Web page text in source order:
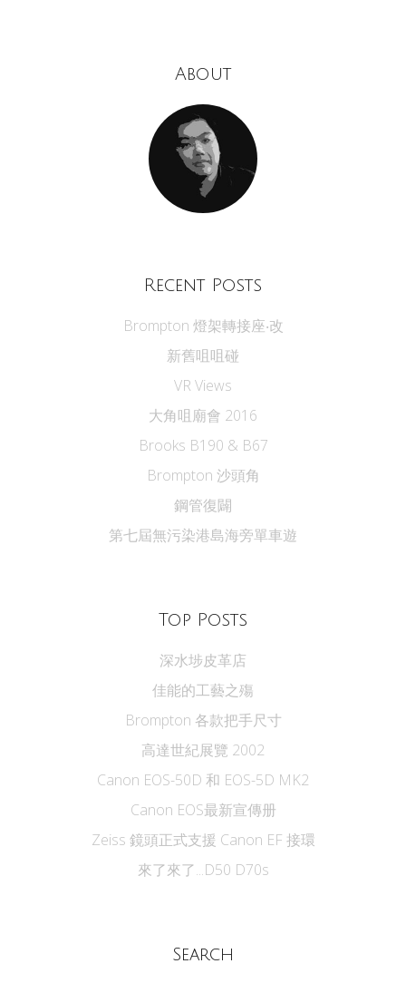
About
Recent Posts
Brompton 燈架轉接座‧改
新舊咀咀碰
VR Views
大角咀廟會 2016
Brooks B190 & B67
Brompton 沙頭角
鋼管復闢
第七屆無污染港島海旁單車遊
Top Posts
深水埗皮革店
佳能的工藝之殤
Brompton 各款把手尺寸
高達世紀展覽 2002
Canon EOS-50D 和 EOS-5D MK2
Canon EOS最新宣傳册
Zeiss 鏡頭正式支援 Canon EF 接環
來了來了...D50 D70s
Search